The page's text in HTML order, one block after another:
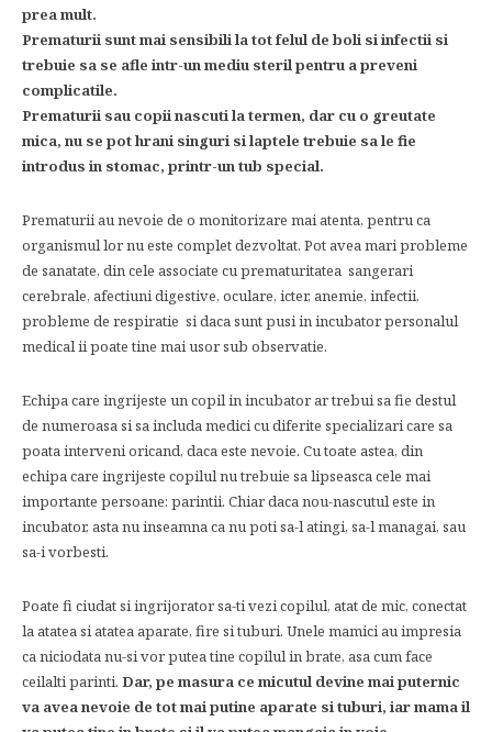
prea mult.
Prematurii sunt mai sensibili la tot felul de boli si infectii si
trebuie sa se afle intr-un mediu steril pentru a preveni
complicatile.
Prematurii sau copii nascuti la termen, dar cu o greutate
mica, nu se pot hrani singuri si laptele trebuie sa le fie
introdus in stomac, printr-un tub special.
Prematurii au nevoie de o monitorizare mai atenta, pentru ca
organismul lor nu este complet dezvoltat. Pot avea mari probleme
de sanatate, din cele associate cu prematuritatea  sangerari
cerebrale, afectiuni digestive, oculare, icter, anemie, infectii,
probleme de respiratie  si daca sunt pusi in incubator personalul
medical ii poate tine mai usor sub observatie.
Echipa care ingrijeste un copil in incubator ar trebui sa fie destul
de numeroasa si sa includa medici cu diferite specializari care sa
poata interveni oricand, daca este nevoie. Cu toate astea, din
echipa care ingrijeste copilul nu trebuie sa lipseasca cele mai
importante persoane: parintii. Chiar daca nou-nascutul este in
incubator, asta nu inseamna ca nu poti sa-l atingi, sa-l managai, sau
sa-i vorbesti.
Poate fi ciudat si ingrijorator sa-ti vezi copilul, atat de mic, conectat
la atatea si atatea aparate, fire si tuburi. Unele mamici au impresia
ca niciodata nu-si vor putea tine copilul in brate, asa cum face
ceilalti parinti. Dar, pe masura ce micutul devine mai puternic
va avea nevoie de tot mai putine aparate si tuburi, iar mama il